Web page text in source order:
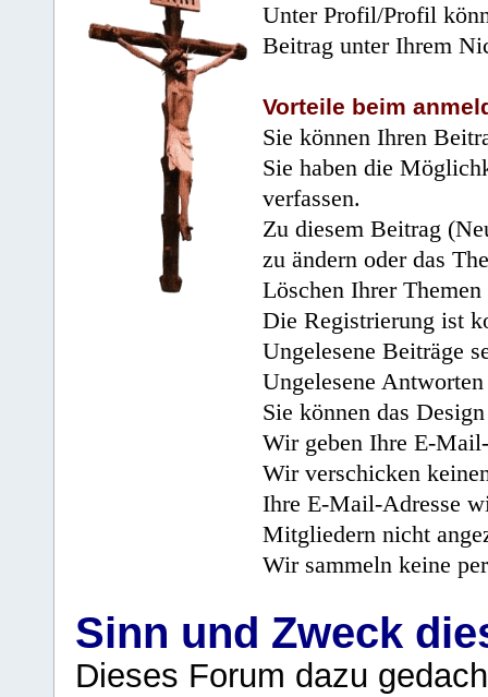
Unter Profil/Profil
Beitrag unter Ihrem
Vorteile beim
Sie können Ihren
Sie haben die
verfassen.
Zu diesem Beitrag
zu ändern oder das
Löschen Ihrer
Die Registrierung ist
Ungelesene Beiträge
Ungelesene
Sie können das
Wir geben Ihre E-
Wir verschicken
Ihre E-Mail-Adresse
Mitgliedern nicht
Wir sammeln keine
Sinn und Zweck
Dieses Forum dazu